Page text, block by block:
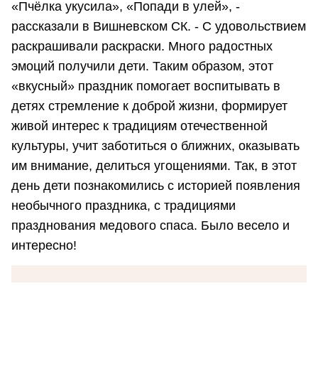
«Пчёлка укусила», «Попади в улей», -
рассказали в Вишневском СК. - С удовольствием
раскрашивали раскраски. Много радостных
эмоций получили дети. Таким образом, этот
«вкусный» праздник помогает воспитывать в
детях стремление к доброй жизни, формирует
живой интерес к традициям отечественной
культуры, учит заботиться о ближних, оказывать
им внимание, делиться угощениями. Так, в этот
день дети познакомились с историей появления
необычного праздника, с традициями
празднования медового спаса. Было весело и
интересно!